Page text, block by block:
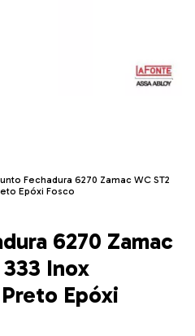
Fechadura 6270 Zamac WC ST2
Epóxi Fosco
6270 Zamac
Inox
Epóxi